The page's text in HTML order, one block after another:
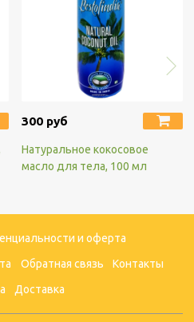
300 руб
Натуральное кокосовое
масло для тела, 100 мл
и оферта
Обратная связь Контакты
Доставка